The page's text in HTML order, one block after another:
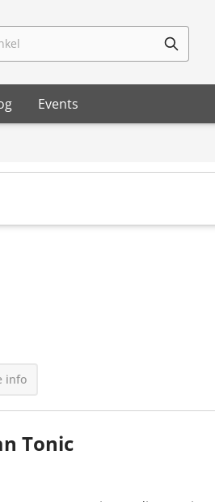
Events
info
Tonic